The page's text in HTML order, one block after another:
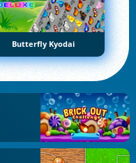
Butterfly Kyodai